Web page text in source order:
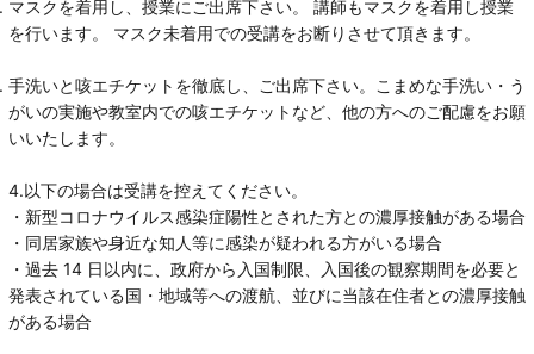
マスクを着用し、授業にご出席下さい。 講師もマスクを着用し授業
を行います。 マスク未着用での受講をお断りさせて頂きます。
手洗いと咳エチケットを徹底し、ご出席下さい。こまめな手洗い・う
がいの実施や教室内での咳エチケットなど、他の方へのご配慮をお願
いいたします。
4.以下の場合は受講を控えてください。
・新型コロナウイルス感染症陽性とされた方との濃厚接触がある場合
・同居家族や身近な知人等に感染が疑われる方がいる場合
・過去 14 日以内に、政府から入国制限、入国後の観察期間を必要と
発表されている国・地域等への渡航、並びに当該在住者との濃厚接触
がある場合